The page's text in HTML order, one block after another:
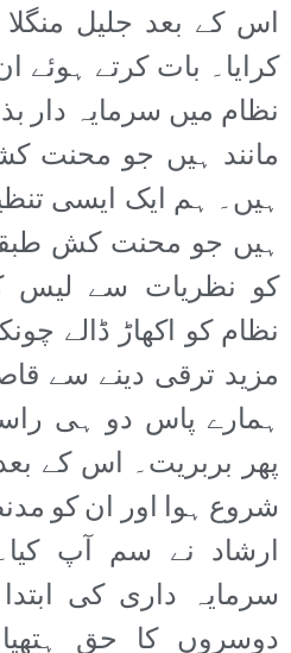
اس کے بعد جلیل
کرایا۔ بات کرتے ہوئے
نظام میں سرمایہ دار
مانند ہیں جو محنت
ہیں۔ ہم ایک ایسی
ہیں جو محنت کش
کو نظریات سے لیس
نظام کو اکھاڑ ڈالے
مزید ترقی دینے سے
ہمارے پاس دو ہی
پھر بربریت۔ اس کے
شروع ہوا اور ان کو
ارشاد نے سم آپ
سرمایہ داری کی
دوسروں کا حق